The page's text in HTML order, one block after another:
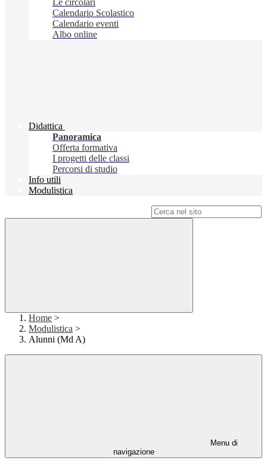
Le circolari
Calendario Scolastico
Calendario eventi
Albo online
Didattica
Panoramica
Offerta formativa
I progetti delle classi
Percorsi di studio
Info utili
Modulistica
Home >
Modulistica >
Alunni (Md A)
Menu di
navigazione